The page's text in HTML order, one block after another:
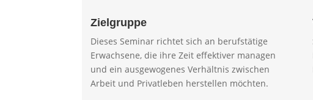
Zielgruppe
Dieses Seminar richtet sich an berufstätige
Erwachsene, die ihre Zeit effektiver managen
und ein ausgewogenes Verhältnis zwischen
Arbeit und Privatleben herstellen möchten.